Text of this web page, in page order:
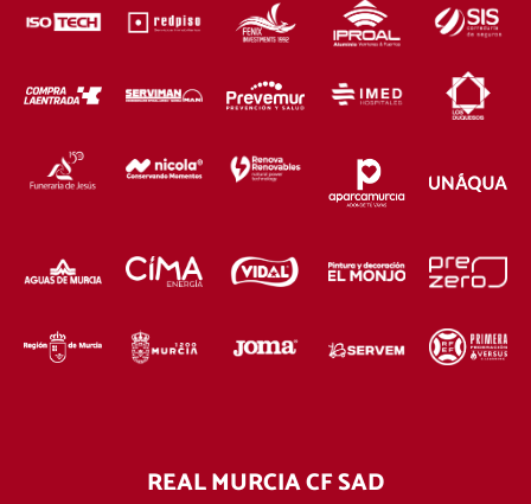
REAL MURCIA CF SAD